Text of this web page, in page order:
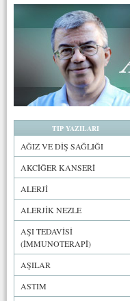
TIP YAZILARI
AĞIZ VE DİŞ SAĞLIĞI
AKCİĞER KANSERİ
ALERJİ
ALERJİK NEZLE
AŞI TEDAVİSİ
(İMMUNOTERAPİ)
AŞILAR
ASTIM